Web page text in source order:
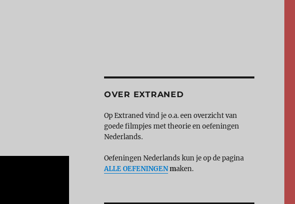
OVER EXTRANED
Op Extraned vind je o.a. een overzicht van
goede filmpjes met theorie en oefeningen
Nederlands.
Oefeningen Nederlands kun je op de pagina
ALLE OEFENINGENmaken.